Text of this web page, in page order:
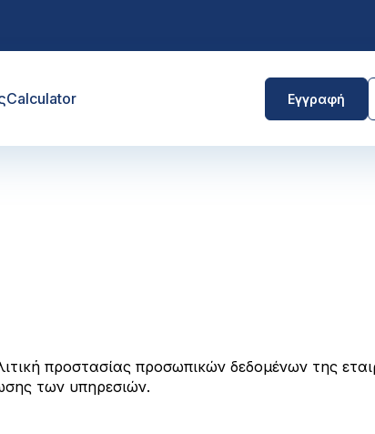
Calculator Εγγραφή
προστασίας προσωπικών δεδομένων της
των υπηρεσιών.